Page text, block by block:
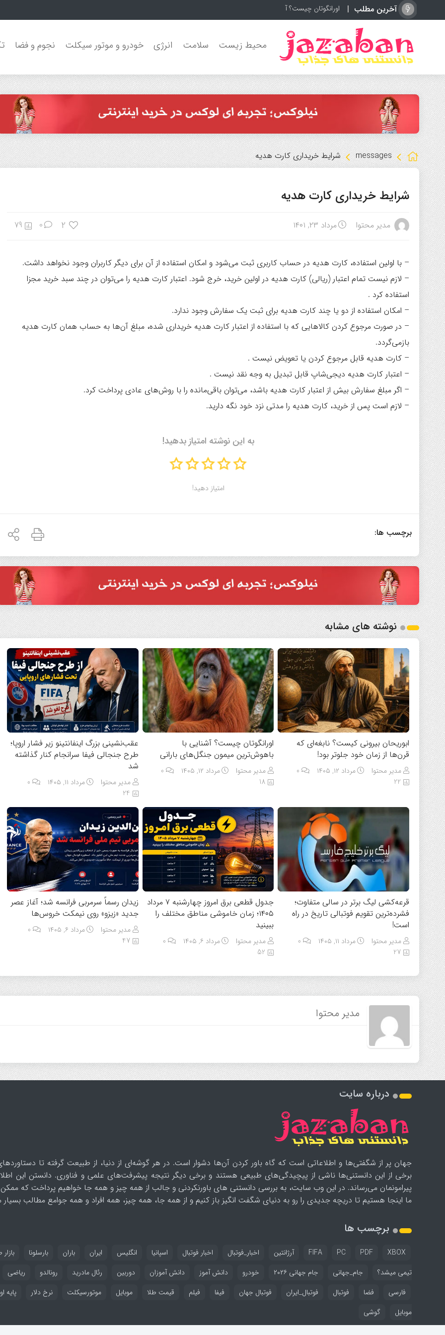
آخرین مطلب اورانگوتان چیست؟ آشنایی با باهوش‌ترین میم
محیط زیست سلامت انرژی خودرو و موتور سیکلت نجوم و فضا
messages شرایط خریداری کارت هدیه
شرایط خریداری کارت هدیه
مدیر محتوا مرداد ۲۳, ۱۴۰۱ 2
0
79
– با اولین استفاده، کارت هدیه در حساب کاربری ثبت می‌شود و امکان استفاده از آن برای دیگر کاربران وجود نخواهد داشت.
– لازم نیست تمام اعتبار (ریالی) کارت هدیه در اولین خرید، خرج شود. اعتبار کارت هدیه را می‌توان در چند سبد خرید مجزا
استفاده کرد .
– امکان استفاده از دو یا چند کارت هدیه برای ثبت یک سفارش وجود ندارد.
– در صورت مرجوع کردن کالاهایی که با استفاده از اعتبار کارت هدیه خریداری شده، مبلغ آن‌ها به حساب همان کارت هدیه
بازمی‌گردد.
– کارت هدیه قابل مرجوع کردن یا تعویض نیست .
– اعتبار کارت هدیه دیجی‌شاپ قابل تبدیل به وجه نقد نیست .
– اگر مبلغ سفارش بیش از اعتبار کارت هدیه باشد، می‌توان باقی‌مانده را با روش‌های عادی پرداخت کرد.
– لازم است پس از خرید، کارت هدیه را مدتی نزد خود نگه دارید.
به این نوشته امتیاز بدهید!
امتیاز دهید!
برچسب ها:
نوشته های مشابه
ابوریحان بیرونی کیست؟ نابغه‌ای که
قرن‌ها از زمان خود جلوتر بود!
مدیر محتوا مرداد ۱۲, ۱۴۰۵
22
اورانگوتان چیست؟ آشنایی با
باهوش‌ترین میمون جنگل‌های بارانی
مدیر محتوا مرداد ۱۲, ۱۴۰۵
0
18
عقب‌نشینی بزرگ اینفانتینو زیر فشار اروپا؛
طرح جنجالی فیفا سرانجام کنار گذاشته
شد
مدیر محتوا مرداد ۱۱, ۱۴۰۵
24
قرعه‌کشی لیگ برتر در سالی متفاوت؛
فشرده‌ترین تقویم فوتبالی تاریخ در راه
است!
مدیر محتوا مرداد ۱۱, ۱۴۰۵
27
جدول قطعی برق امروز چهارشنبه ۷ مرداد
۱۴۰۵؛ زمان خاموشی مناطق مختلف را
ببینید
مدیر محتوا مرداد ۶, ۱۴۰۵
0
52
زیدان رسماً سرمربی فرانسه شد؛ آغاز عصر
جدید «زیزو» روی نیمکت خروس‌ها
مدیر محتوا مرداد ۶, ۱۴۰۵
47
مدیر محتوا
درباره سایت
جهان پر از شگفتی‌ها و اطلاعاتی است که گاه باور کردن آن‌ها دشوار است. در هر گوشه‌ای از دنیا، از طبیعت گرفته تا
برخی از این دانستنی‌ها ناشی از پیچیدگی‌های طبیعی هستند و برخی دیگر نتیجه پیشرفت‌های علمی و فناوری. دانستن این
پیرامونمان می‌رساند. در این وب سایت، به بررسی دانستنی های باورنکردنی و جالب از همه چیز و همه جا خواهیم پرداخت که
ما اینجا هستیم تا دریچه جدیدی را رو به دنیای شگفت انگیز باز کنیم و از همه جا، همه چیز، همه افراد و همه جوامع مطالب بسیار
برچسب ها
FIFA PC PDF XBOX آرژانتین اخبار_فوتبال اخبار فوتبال اسپانیا انگلیس ایران باران بارسلونا
تیمی میشد؟
جام_جهانی جام جهانی ۲۰۲۶ خودرو دانش آموز دانش آموزان دوربین رئال مادرید رونالدو
ریاضی
فارسی
فضا فوتبال فوتبال_ایران فوتبال جهان فیفا فیلم قیمت طلا موبایل موتورسیکلت نرخ دلار
پایه
موبایل
گوشی